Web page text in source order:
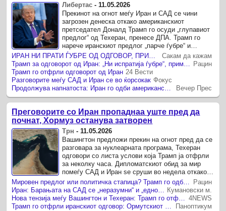
Либертас - 11.05.2026
Прекинот на огнот меѓу Иран и САД се чини
загрозен денеска откако американскиот
претседател Доналд Трамп го осуди „глупавиот
предлог“ од Техеран, пренесе ДПА. Трамп го
нарече иранскиот предлог „парче ѓубре“ и
предупреди дека прекинот на борбите е на ...
Сакам да кажам
Рацин
Трамп го отфрли одговорот од Иран 24 Вести
Разговорите меѓу САД и Иран се во ќорсокак Фокус
Вечер Прес
Преговорите со Иран пропаднаа уште пред да
почнат, Хормуз останува затворен
Трн -11.05.2026
Вашингтон предложи прекин на огнот пред да се
разговара за нуклеарната програма, Техеран
одговори со листа услови која Трамп ја отфрли
за неколку часа. Дипломатскиот обид за мир
помеѓу САД и Иран se сруши во недела откако
Техеран испрати ...
Мировен предлог или политичка стапица? Трамп го одби Иран, пазарите реагираа
Рацин
Иран: Барањата на САД се „неразумни“ и „еднострани“ Кумановски м.
Нова тензија меѓу Вашингтон и Техеран: Трамп го отфрли иранскиот предлог 4NEWS
Трамп го отфрли иранскиот одговор: Ормутскиот теснец повторно станува центар на светската криза
Паноптикум